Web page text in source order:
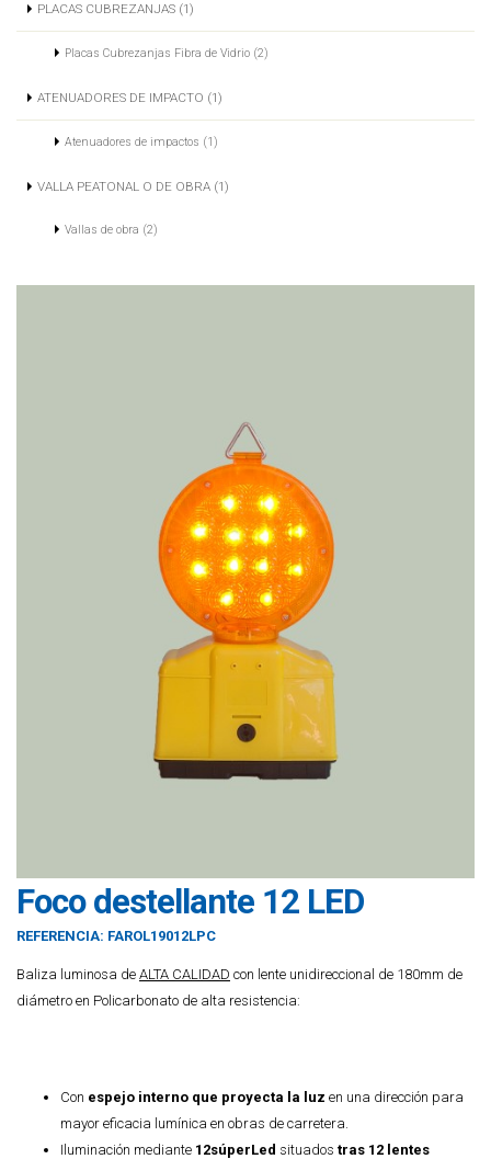
PLACAS CUBREZANJAS (1)
Placas Cubrezanjas Fibra de Vidrio (2)
ATENUADORES DE IMPACTO (1)
Atenuadores de impactos (1)
VALLA PEATONAL O DE OBRA (1)
Vallas de obra (2)
Foco destellante 12 LED
REFERENCIA: FAROL19012LPC
Baliza luminosa de ALTA CALIDAD con lente unidireccional de 180mm de
diámetro en Policarbonato de alta resistencia:
Con espejo interno que proyecta la luz en una dirección para
mayor eficacia lumínica en obras de carretera.
Iluminación mediante 12súperLed situados tras 12 lentes